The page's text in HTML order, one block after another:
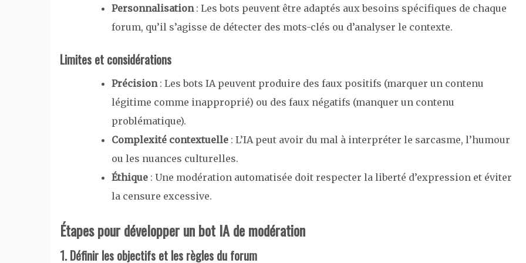
Personnalisation: Les bots peuvent être adaptés aux besoins spécifiques de chaque
forum, qu’il s’agisse de détecter des mots-clés ou d’analyser le contexte.
Limites et considérations
Précision: Les bots IA peuvent produire des faux positifs (marquer un contenu
légitime comme inapproprié) ou des faux négatifs (manquer un contenu
problématique).
Complexité contextuelle : L’IA peut avoir du mal à interpréter le sarcasme, l’humour
ou les nuances culturelles.
Éthique : Une modération automatisée doit respecter la liberté d’expression et éviter
la censure excessive.
Étapes pour développer un bot IA de modération
1. Définir les objectifs et les règles du forum